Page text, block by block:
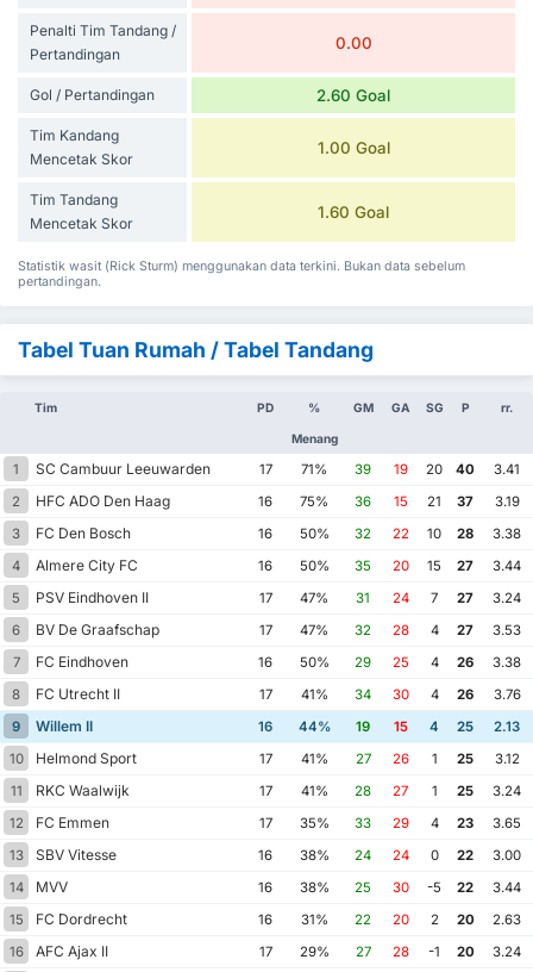
Penalti Tim Tandang /
Pertandingan
0.00
Gol / Pertandingan 2.60 Goal
Tim Kandang
Mencetak Skor
1.00 Goal
Tim Tandang
Mencetak Skor
1.60 Goal
Statistik wasit (Rick Sturm) menggunakan data terkini. Bukan data sebelum
pertandingan.
Tabel Tuan Rumah / Tabel Tandang
Tim PD %
Menang
GM GA SG P rr.
1 SC Cambuur Leeuwarden 17 71% 39 19 20 40
3.41
2
HFC ADO Den Haag 16 75% 36 15 21 37
3.19
3
FC Den Bosch 16 50% 32 22 10 28
3.38
4
Almere City FC 16 50% 35 20 15 27
3.44
5
PSV Eindhoven II 17 47% 31 24 7 27
3.24
6
BV De Graafschap 17 47% 32 28 4 27
3.53
7
FC Eindhoven 16 50% 29 25 4 26
3.38
8
FC Utrecht II 17 41% 34 30 4 26
3.76
9
Willem II 16 44% 19 15 4 25
2.13
10
Helmond Sport 17 41% 27 26 1 25
3.12
11
RKC Waalwijk 17 41% 28 27 1 25
3.24
12
FC Emmen 17 35% 33 29 4 23
3.65
13
SBV Vitesse 16 38% 24 24 0 22
3.00
14
MVV 16 38% 25 30 -5 22
3.44
15
FC Dordrecht 16 31% 22 20 2 20
2.63
16
AFC Ajax II 17 29% 27 28 -1 20
3.24